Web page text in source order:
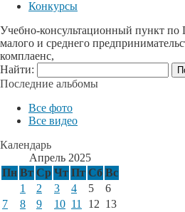
Конкурсы
Учебно-консультационный пункт
малого и среднего
комплаенс,
Найти:
Последние альбомы
Все фото
Все видео
Календарь
Апрель 2025
Пн Вт Ср Чт Пт Сб Вс
1 2 3 4 5
6
7
8 9 10 11 12 13